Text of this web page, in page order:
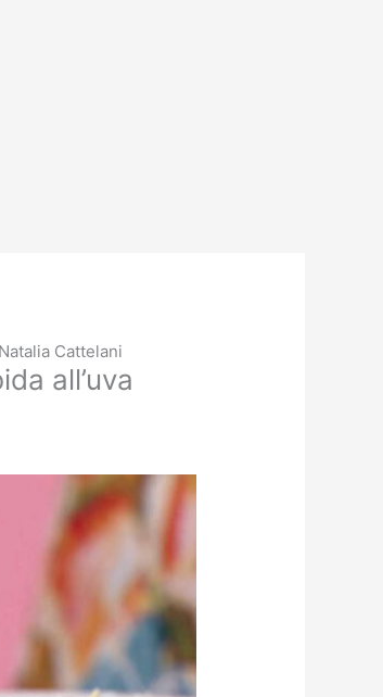
Cattelani
all’uva